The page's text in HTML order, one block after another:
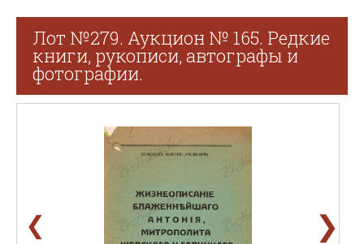
Лот №279. Аукцион № 165. Редкие
книги, рукописи, автографы и
фотографии.
❮ ❯